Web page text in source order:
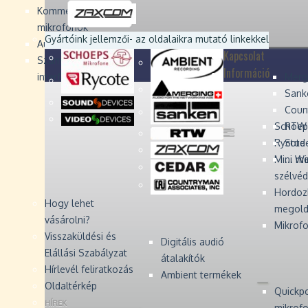
Kommentátor-
mikrofonok
Audio Monitors
Számítógépes audió
interfész
Rycote
Mini
Digitális audió
átalakítók
Ambient termékek
...
Devices
Devices
Zaxcom
Zaxcom
Gyártóink jellemzői- az oldalaikra mutató linkekkel
Kapcsolat
Információ
Hogy lehet
vásárolni?
Visszaküldési és
Elállási Szabályzat
Hírlevél feliratkozás
Oldaltérkép
HÍREK